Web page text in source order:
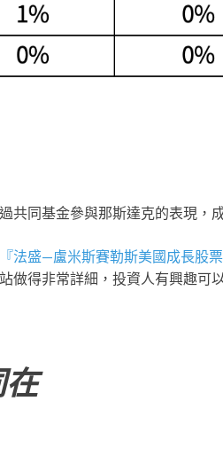
共同基金參與那斯達克的表現，
『法盛—盧米斯賽勒斯美國成長股票
做得非常詳細，投資人有興趣可